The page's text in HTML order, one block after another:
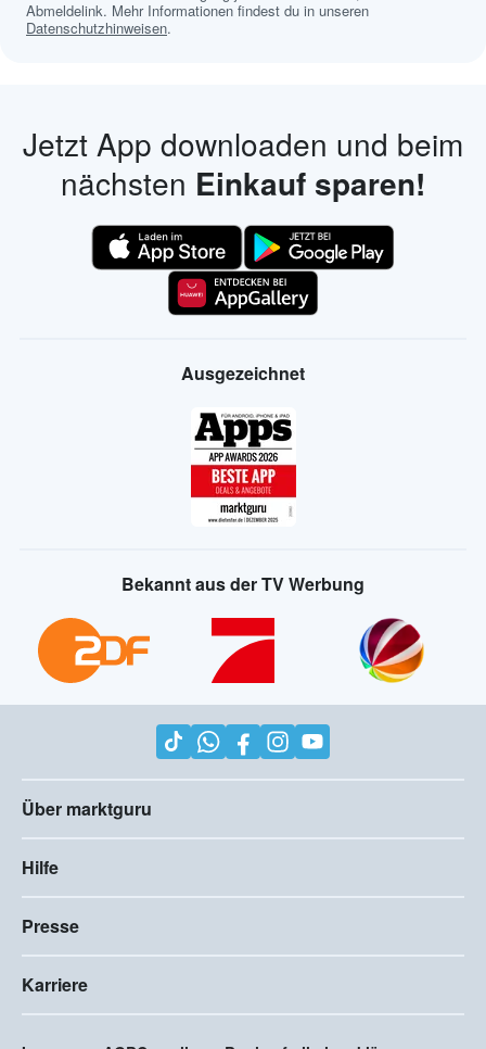
Abmeldelink. Mehr Informationen findest du in unseren
Datenschutzhinweisen.
Jetzt App downloaden und beim
nächsten Einkauf sparen!
Ausgezeichnet
Bekannt aus der TV Werbung
Über marktguru
Hilfe
Presse
Karriere